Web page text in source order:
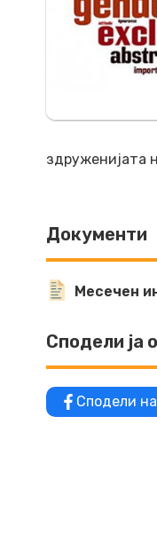
здруженијата
Документи
Месечен
Сподели ја
Сподели